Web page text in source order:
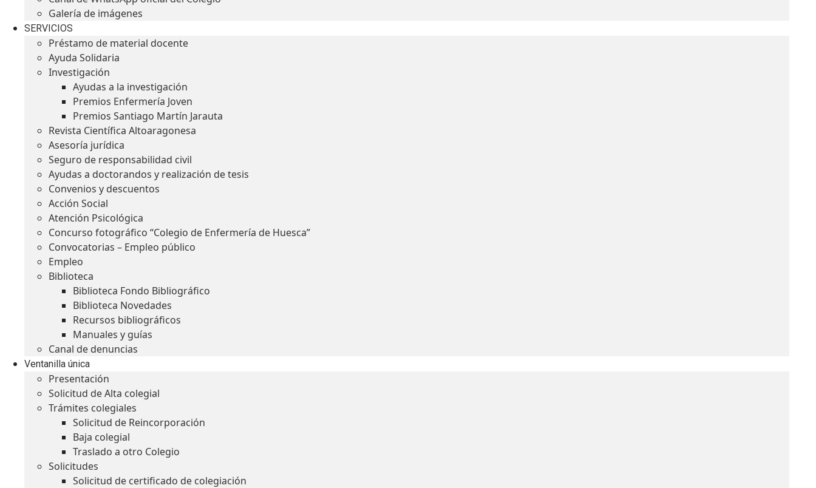
Galería de imágenes
SERVICIOS
Préstamo de material docente
Ayuda Solidaria
Investigación
Ayudas a la investigación
Premios Enfermería Joven
Premios Santiago Martín Jarauta
Revista Científica Altoaragonesa
Asesoría jurídica
Seguro de responsabilidad civil
Ayudas a doctorandos y realización de tesis
Convenios y descuentos
Acción Social
Atención Psicológica
Concurso fotográfico “Colegio de Enfermería de Huesca”
Convocatorias – Empleo público
Empleo
Biblioteca
Biblioteca Fondo Bibliográfico
Biblioteca Novedades
Recursos bibliográficos
Manuales y guías
Canal de denuncias
Ventanilla única
Presentación
Solicitud de Alta colegial
Trámites colegiales
Solicitud de Reincorporación
Baja colegial
Traslado a otro Colegio
Solicitudes
Solicitud de certificado de colegiación